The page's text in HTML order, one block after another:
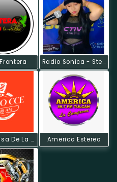
Radio Sonica - Stereo HD
Radio Casa De La Cultura Ecuatoriana America Estereo